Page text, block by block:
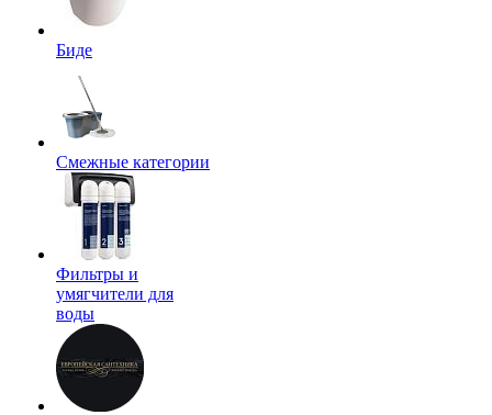
Биде
Смежные категории
Фильтры и
умягчители для
воды